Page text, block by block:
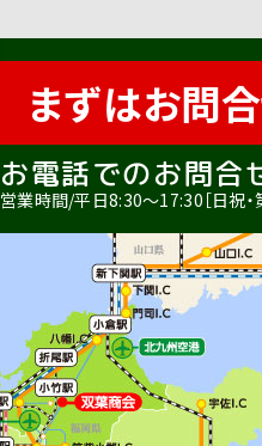
まずはお問
お電話でのお問合
営業時間/平日8:30〜17:30［日祝・